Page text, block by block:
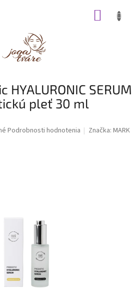
HYALURONIC SERUM
pleť 30 ml
Podrobnosti hodnotenia Značka:MARK